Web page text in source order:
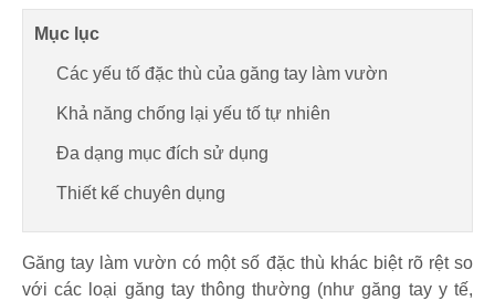
Mục lục
Các yếu tố đặc thù của găng tay làm vườn
Khả năng chống lại yếu tố tự nhiên
Đa dạng mục đích sử dụng
Thiết kế chuyên dụng
Găng tay làm vườn có một số đặc thù khác biệt rõ rệt so
với các loại găng tay thông thường (như găng tay y tế,